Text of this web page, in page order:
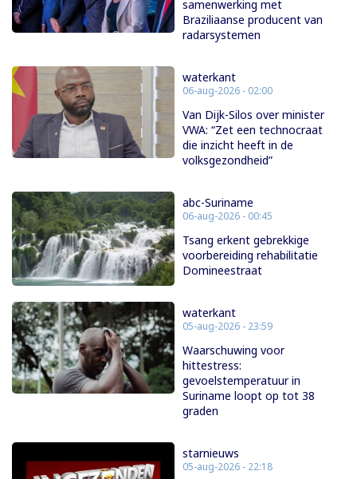
samenwerking met
Braziliaanse producent van
radarsystemen
waterkant
06-aug-2026 - 02:00
Van Dijk-Silos over minister
VWA: “Zet een technocraat
die inzicht heeft in de
volksgezondheid”
abc-Suriname
06-aug-2026 - 00:45
Tsang erkent gebrekkige
voorbereiding rehabilitatie
Domineestraat
waterkant
05-aug-2026 - 23:59
Waarschuwing voor
hittestress:
gevoelstemperatuur in
Suriname loopt op tot 38
graden
starnieuws
05-aug-2026 - 22:18